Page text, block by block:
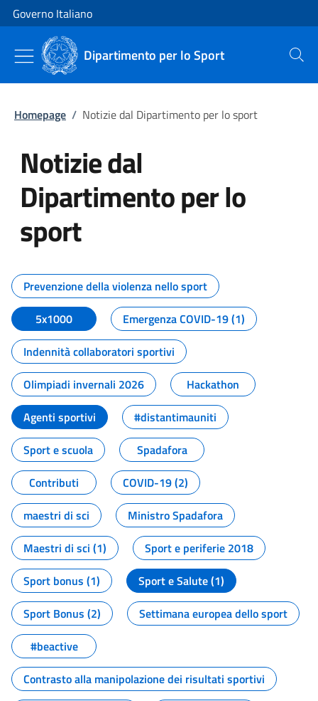
Vai al contenuto
Vai alla navigazione del sito
Governo Italiano
Dipartimento per lo Sport Cerca
Homepage / Notizie dal Dipartimento per lo sport
Notizie dal
Dipartimento per lo
sport
Tutti i contenuti della pagina
Prevenzione della violenza nello sport
5x1000
Emergenza COVID-19 (1)
Indennità collaboratori sportivi
Olimpiadi invernali 2026
Hackathon
Agenti sportivi
#distantimauniti
Sport e scuola
Spadafora
Contributi
COVID-19 (2)
maestri di sci
Ministro Spadafora
Maestri di sci (1)
Sport e periferie 2018
Sport bonus (1)
Sport e Salute (1)
Sport Bonus (2)
Settimana europea dello sport
#beactive
Contrasto alla manipolazione dei risultati sportivi